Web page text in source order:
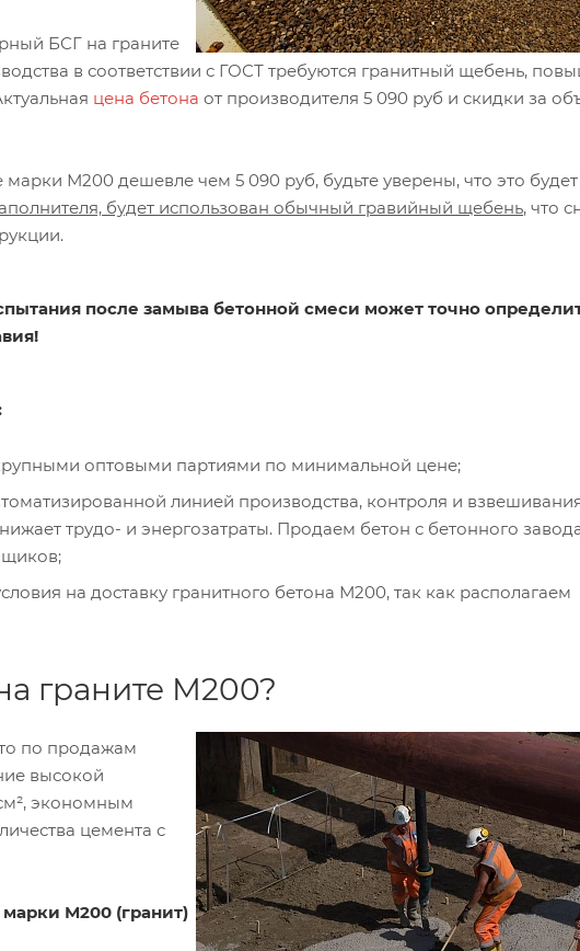
БСГ на граните
в соответствии с ГОСТ требуются гранитный щебень,
цена бетона от производителя 5 090 руб и скидки за
марки М200 дешевле чем 5 090 руб, будьте уверены, что это будет
будет использован обычный гравийный щебень, что
после замыва бетонной смеси может точно
оптовыми партиями по минимальной цене;
линией производства, контроля и
трудо- и энергозатраты. Продаем бетон с бетонного
на доставку гранитного бетона М200, так как располагаем
граните М200?
по продажам
высокой
экономным
цемента с
М200 (гранит)